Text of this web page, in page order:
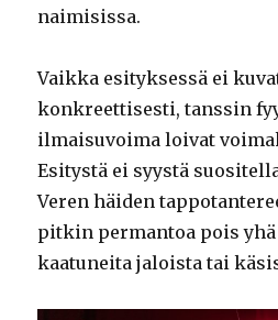
naimisissa.
Vaikka esityksessä ei
konkreettisesti, tanssin
ilmaisuvoima loivat
Esitystä ei syystä
Veren häiden
pitkin permantoa pois
kaatuneita jaloista tai